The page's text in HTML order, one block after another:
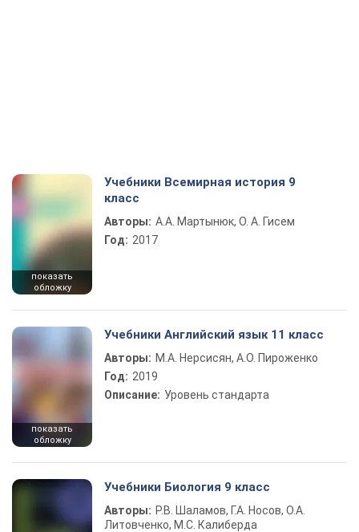
показать
обложку
Учебники Всемирная история 9
класс
Авторы: А.А. Мартынюк, О. А. Гисем
Год: 2017
показать
обложку
Учебники Английский язык 11 класс
Авторы: М.А. Нерсисян, А.О. Пироженко
Год: 2019
Описание: Уровень стандарта
Учебники Биология 9 класс
Авторы: Р.В. Шаламов, Г.А. Носов, О.А.
Литовченко, М.С. Калиберда